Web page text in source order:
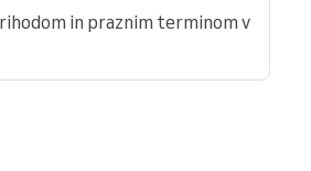
in praznim terminom v